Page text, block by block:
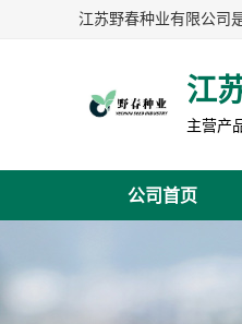
江
公司首页